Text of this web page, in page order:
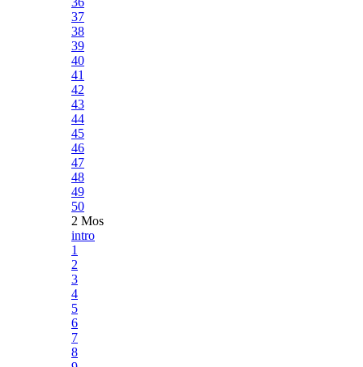
37
38
39
40
41
42
43
44
45
46
47
48
49
50
2 Mos
intro
1
2
3
4
5
6
7
8